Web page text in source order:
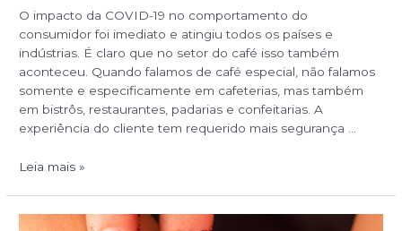
O impacto da COVID-19 no comportamento do
consumidor foi imediato e atingiu todos os países e
indústrias. É claro que no setor do café isso também
aconteceu. Quando falamos de café especial, não falamos
somente e especificamente em cafeterias, mas também
em bistrôs, restaurantes, padarias e confeitarias. A
experiência do cliente tem requerido mais segurança …
Leia mais »
Cosméticos